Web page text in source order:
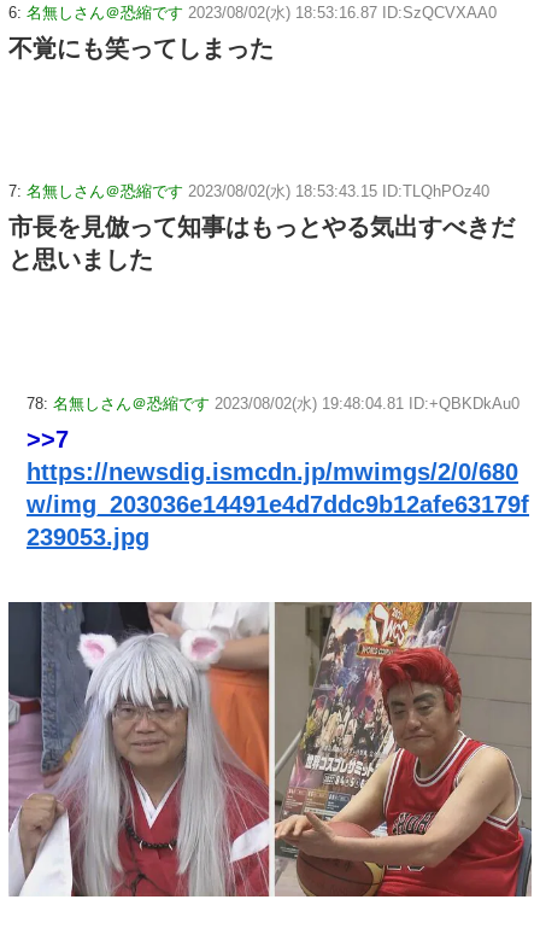
6: 名無しさん＠恐縮です 2023/08/02(水) 18:53:16.87 ID:SzQCVXAA0
不覚にも笑ってしまった
7: 名無しさん＠恐縮です 2023/08/02(水) 18:53:43.15 ID:TLQhPOz40
市長を見倣って知事はもっとやる気出すべきだ
と思いました
78: 名無しさん＠恐縮です 2023/08/02(水) 19:48:04.81 ID:+QBKDkAu0
>>7
https://newsdig.ismcdn.jp/mwimgs/2/0/680
w/img_203036e14491e4d7ddc9b12afe63179f
239053.jpg